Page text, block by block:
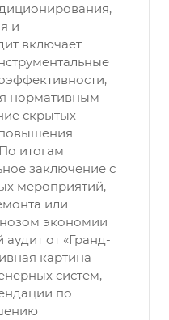
и
включает
нормативным
скрытых
итогам
заключение с
мероприятий,
или
экономии
аудит от «Гранд-
картина
систем,
по